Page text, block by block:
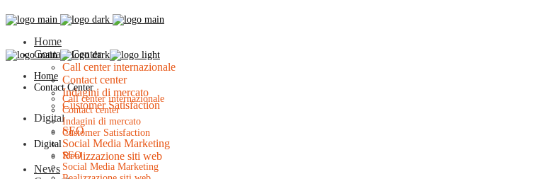
Home
Contact Center
Call center internazionale
Contact center
Indagini di mercato
Customer Satisfaction
Digital
SEO
Social Media Marketing
Realizzazione siti web
News
Home
Contact Center
Call center internazionale
Contact center
Indagini di mercato
Customer Satisfaction
Digital
SEO
Social Media Marketing